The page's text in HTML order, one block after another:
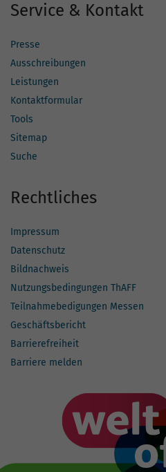
Service & Kontakt
Presse
Ausschreibungen
Leistungen
Kontaktformular
Tools
Sitemap
Suche
Rechtliches
Impressum
Datenschutz
Bildnachweis
Nutzungsbedingungen ThAFF
Teilnahmebedigungen Messen
Geschäftsbericht
Barrierefreiheit
Barriere melden